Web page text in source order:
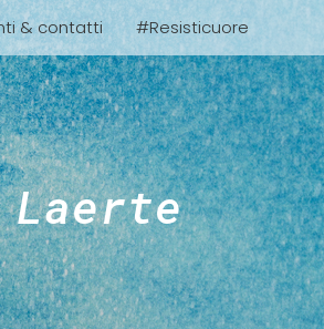
& contatti #Resisticuore
Laerte